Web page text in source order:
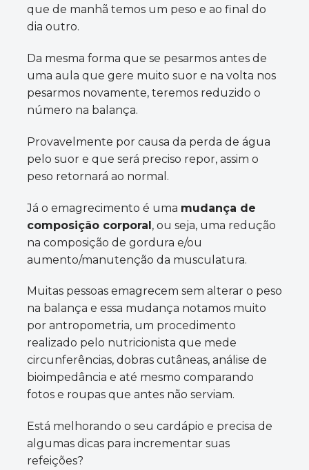
que de manhã temos um peso e ao final do
dia outro.
Da mesma forma que se pesarmos antes de
uma aula que gere muito suor e na volta nos
pesarmos novamente, teremos reduzido o
número na balança.
Provavelmente por causa da perda de água
pelo suor e que será preciso repor, assim o
peso retornará ao normal.
Já o emagrecimento é uma mudança de
composição corporal, ou seja, uma redução
na composição de gordura e/ou
aumento/manutenção da musculatura.
Muitas pessoas emagrecem sem alterar o peso
na balança e essa mudança notamos muito
por antropometria, um procedimento
realizado pelo nutricionista que mede
circunferências, dobras cutâneas, análise de
bioimpedância e até mesmo comparando
fotos e roupas que antes não serviam.
Está melhorando o seu cardápio e precisa de
algumas dicas para incrementar suas
refeições?